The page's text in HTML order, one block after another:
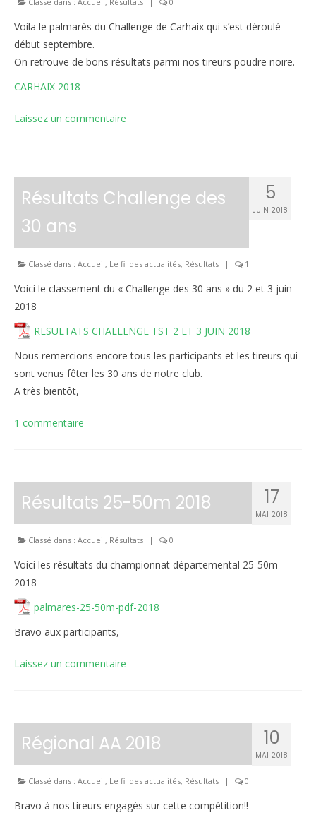
Les réglementations et documents
Les catégories d’âges FFTIR
ÉCOLE DE TIR
Présentation
COMPÉTITIONS
Inscriptions
Résultats
CALENDRIERS TST
ÉVÈNEMENTS
Ball-Trap
CONTACT
Voila le palmarès du Challenge de Carhaix qui s’est déroulé
début septembre.
On retrouve de bons résultats parmi nos tireurs poudre noire.
CARHAIX 2018
Laissez un commentaire
5
JUIN 2018
Résultats Challenge des
30 ans
Classé dans : Accueil, Le fil des actualités, Résultats | 1
Voici le classement du « Challenge des 30 ans » du 2 et 3 juin
2018
RESULTATS CHALLENGE TST 2 ET 3 JUIN 2018
Nous remercions encore tous les participants et les tireurs qui
sont venus fêter les 30 ans de notre club.
A très bientôt,
1 commentaire
17
MAI 2018
Résultats 25-50m 2018
Classé dans : Accueil, Résultats | 0
Voici les résultats du championnat départemental 25-50m
2018
palmares-25-50m-pdf-2018
Bravo aux participants,
Laissez un commentaire
10
MAI 2018
Régional AA 2018
Classé dans : Accueil, Le fil des actualités, Résultats | 0
Bravo à nos tireurs engagés sur cette compétition!!